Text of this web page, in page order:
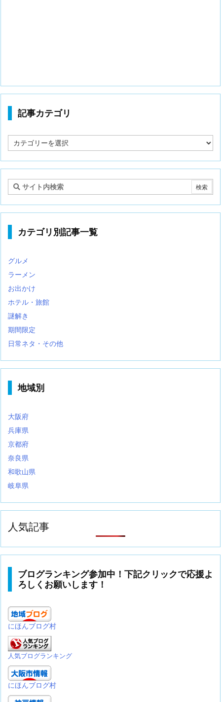
記事カテゴリ
事
テ
リ
カテゴリ別記事一覧
グルメ
ラーメン
お出かけ
ホテル・旅館
謎解き
期間限定
日常ネタ・その他
地域別
大阪府
兵庫県
京都府
奈良県
和歌山県
岐阜県
人気記事
ブログランキング参加中！下記クリックで応援よ
ろしくお願いします！
にほんブログ村
人気ブログランキング
にほんブログ村